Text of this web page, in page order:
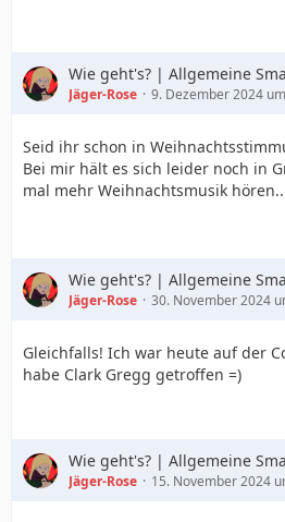
Wie geht's? | Allgemeine
Jäger-Rose 9. Dezember 2024
Seid ihr schon in
Bei mir hält es sich leider noch in
mal mehr Weihnachtsmusik
Wie geht's? | Allgemeine
Jäger-Rose 30. November 2024
Gleichfalls! Ich war heute auf der
habe Clark Gregg getroffen =)
Wie geht's? | Allgemeine
Jäger-Rose 15. November 2024